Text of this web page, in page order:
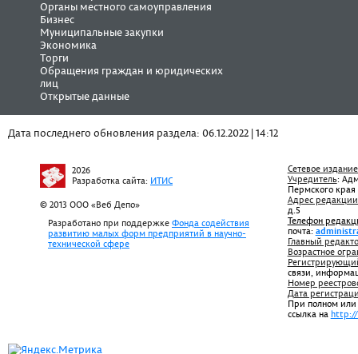
Органы местного самоуправления
Бизнес
Муниципальные закупки
Экономика
Торги
Обращения граждан и юридических
лиц
Открытые данные
Дата последнего обновления раздела: 06.12.2022 | 14:12
2026
Разработка сайта: ИТИС
© 2013 ООО «Веб Депо»
Разработано при поддержке Фонда содействия
развитию малых форм предприятий в научно-
технической сфере
Сетевое
Учредитель:
Пермского края
Адрес
д.5
Телефон
почта:
Главный
Возрастное
связи,
Номер
Дата
При полном или
ссылка на http://